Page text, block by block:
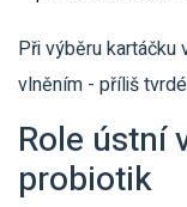
Při výběru
vlněním - příliš
Role ústní
probiotik